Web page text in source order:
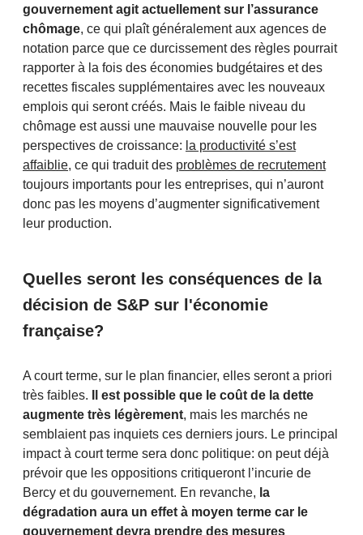
gouvernement agit actuellement sur l’assurance
chômage, ce qui plaît généralement aux agences de
notation parce que ce durcissement des règles pourrait
rapporter à la fois des économies budgétaires et des
recettes fiscales supplémentaires avec les nouveaux
emplois qui seront créés. Mais le faible niveau du
chômage est aussi une mauvaise nouvelle pour les
perspectives de croissance: la productivité s’est
affaiblie, ce qui traduit des problèmes de recrutement
toujours importants pour les entreprises, qui n’auront
donc pas les moyens d’augmenter significativement
leur production.
Quelles seront les conséquences de la
décision de S&P sur l'économie
française?
A court terme, sur le plan financier, elles seront a priori
très faibles. Il est possible que le coût de la dette
augmente très légèrement, mais les marchés ne
semblaient pas inquiets ces derniers jours. Le principal
impact à court terme sera donc politique: on peut déjà
prévoir que les oppositions critiqueront l’incurie de
Bercy et du gouvernement. En revanche, la
dégradation aura un effet à moyen terme car le
gouvernement devra prendre des mesures